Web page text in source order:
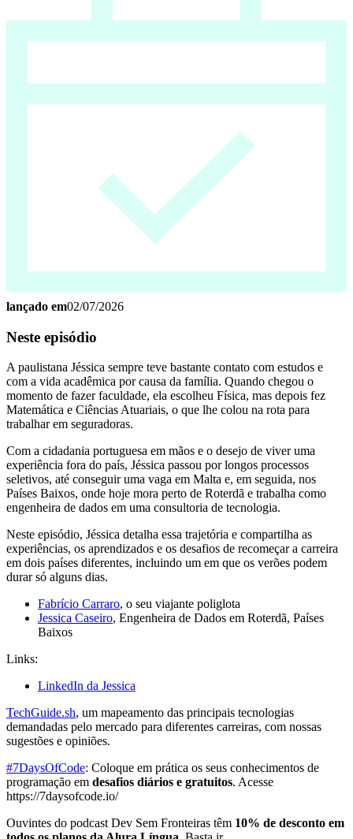
lançado em02/07/2026
Neste episódio
A paulistana Jéssica sempre teve bastante contato com estudos e
com a vida acadêmica por causa da família. Quando chegou o
momento de fazer faculdade, ela escolheu Física, mas depois fez
Matemática e Ciências Atuariais, o que lhe colou na rota para
trabalhar em seguradoras.
Com a cidadania portuguesa em mãos e o desejo de viver uma
experiência fora do país, Jéssica passou por longos processos
seletivos, até conseguir uma vaga em Malta e, em seguida, nos
Países Baixos, onde hoje mora perto de Roterdã e trabalha como
engenheira de dados em uma consultoria de tecnologia.
Neste episódio, Jéssica detalha essa trajetória e compartilha as
experiências, os aprendizados e os desafios de recomeçar a carreira
em dois países diferentes, incluindo um em que os verões podem
durar só alguns dias.
Fabrício Carraro, o seu viajante poliglota
Jessica Caseiro, Engenheira de Dados em Roterdã, Países
Baixos
Links:
LinkedIn da Jessica
TechGuide.sh, um mapeamento das principais tecnologias
demandadas pelo mercado para diferentes carreiras, com nossas
sugestões e opiniões.
#7DaysOfCode: Coloque em prática os seus conhecimentos de
programação em desafios diários e gratuitos. Acesse
https://7daysofcode.io/
Ouvintes do podcast Dev Sem Fronteiras têm 10% de desconto em